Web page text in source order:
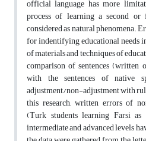
official language has more
process of learning a second or
considered as natural phenomena.
for indentifying educational needs
of materials and techniques of
comparison of sentences (written
with the sentences of native
adjustment/non-adjustment with
this research, written errors of
(Turk students learning Farsi
intermediate and advanced levels